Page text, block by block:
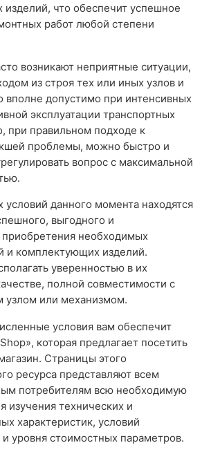
что обеспечит успешное
работ любой степени
возникают неприятные ситуации,
из строя тех или иных узлов и
вполне допустимо при интенсивных
эксплуатации транспортных
при правильном подходе к
проблемы, можно быстро и
вопрос с максимальной
данного момента находятся
выгодного и
необходимых
и комплектующих изделий.
уверенностью в их
полной совместимости с
узлом или механизмом.
условия вам обеспечит
которая предлагает посетить
Страницы этого
ресурса представляют всем
потребителям всю необходимую
изучения технических и
характеристик, условий
и уровня стоимостных параметров.